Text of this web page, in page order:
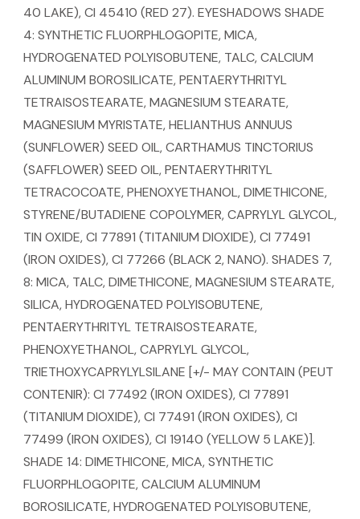
40 LAKE), CI 45410 (RED 27). EYESHADOWS SHADE
4: SYNTHETIC FLUORPHLOGOPITE, MICA,
HYDROGENATED POLYISOBUTENE, TALC, CALCIUM
ALUMINUM BOROSILICATE, PENTAERYTHRITYL
TETRAISOSTEARATE, MAGNESIUM STEARATE,
MAGNESIUM MYRISTATE, HELIANTHUS ANNUUS
(SUNFLOWER) SEED OIL, CARTHAMUS TINCTORIUS
(SAFFLOWER) SEED OIL, PENTAERYTHRITYL
TETRACOCOATE, PHENOXYETHANOL, DIMETHICONE,
STYRENE/BUTADIENE COPOLYMER, CAPRYLYL GLYCOL,
TIN OXIDE, CI 77891 (TITANIUM DIOXIDE), CI 77491
(IRON OXIDES), CI 77266 (BLACK 2, NANO). SHADES 7,
8: MICA, TALC, DIMETHICONE, MAGNESIUM STEARATE,
SILICA, HYDROGENATED POLYISOBUTENE,
PENTAERYTHRITYL TETRAISOSTEARATE,
PHENOXYETHANOL, CAPRYLYL GLYCOL,
TRIETHOXYCAPRYLYLSILANE [+/- MAY CONTAIN (PEUT
CONTENIR): CI 77492 (IRON OXIDES), CI 77891
(TITANIUM DIOXIDE), CI 77491 (IRON OXIDES), CI
77499 (IRON OXIDES), CI 19140 (YELLOW 5 LAKE)].
SHADE 14: DIMETHICONE, MICA, SYNTHETIC
FLUORPHLOGOPITE, CALCIUM ALUMINUM
BOROSILICATE, HYDROGENATED POLYISOBUTENE,